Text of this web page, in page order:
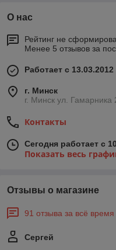
О нас
Рейтинг не
Менее 5 отзывов за
Работает с 13.03.2012
г. Минск
г. Минск ул.
Контакты
Сегодня работает с
Показать весь
Отзывы о магазине
91 отзыва за всё время
Сергей